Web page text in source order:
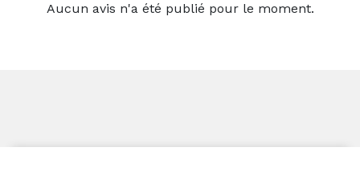
Aucun avis n'a été publié pour le moment.